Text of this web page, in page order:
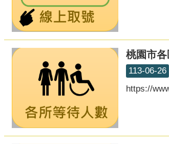
桃園市
113-06-26
https://